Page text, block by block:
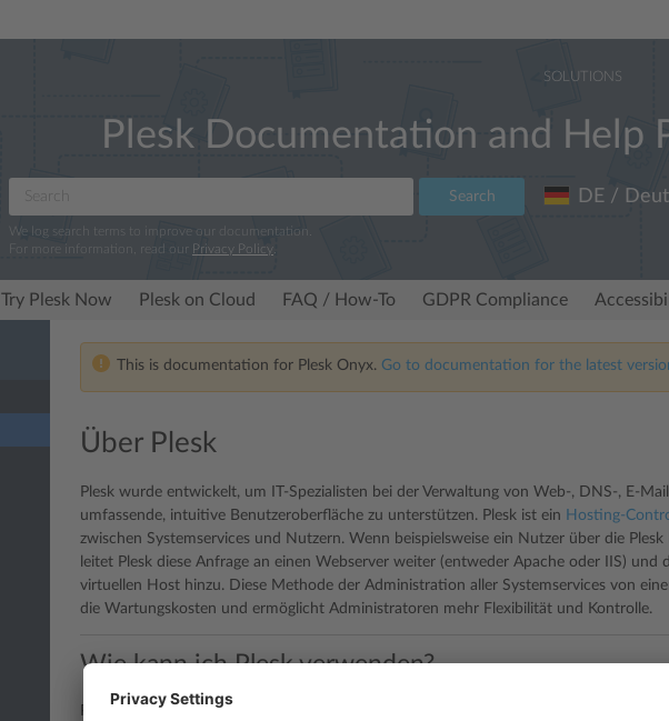
SOLUTIONS
Plesk Documentation and Help
Search
We log search terms to improve our documentation.
For more information, read our Privacy Policy
DE /
Try Plesk Now Plesk on Cloud FAQ / How-To GDPR Compliance
This is documentation for Plesk Onyx. Go to documentation for the latest
Über Plesk
Plesk wurde entwickelt, um IT-Spezialisten bei der Verwaltung von Web-, DNS-, E-
umfassende, intuitive Benutzeroberfläche zu unterstützen. Plesk ist ein Hosting-
zwischen Systemservices und Nutzern. Wenn beispielsweise ein Nutzer über die
leitet Plesk diese Anfrage an einen Webserver weiter (entweder Apache oder IIS) und
virtuellen Host hinzu. Diese Methode der Administration aller Systemservices von
die Wartungskosten und ermöglicht Administratoren mehr Flexibilität und Kontrolle.
Wie kann ich Plesk verwenden?
Plesk ist ein wichtiges Werkzeug für Hosting-Service-Provider (HSPs) –